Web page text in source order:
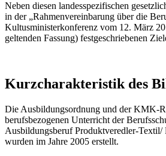
Neben diesen landesspezifischen
in der „Rahmenvereinbarung über die
Kultusministerkonferenz vom 12. März
geltenden Fassung) festgeschriebenen
Kurzcharakteristik des
Die Ausbildungsordnung und der KMK-
berufsbezogenen Unterricht der
Ausbildungsberuf Produktveredler-
wurden im Jahre 2005 erstellt.